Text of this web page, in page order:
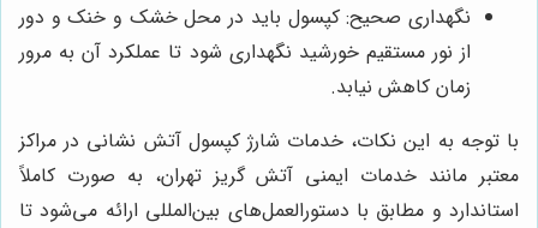
نگهداری صحیح: کپسول باید در محل خشک و خنک و دور
از نور مستقیم خورشید نگهداری شود تا عملکرد آن به مرور
زمان کاهش نیابد.
با توجه به این نکات، خدمات شارژ کپسول آتش نشانی در مراکز
معتبر مانند خدمات ایمنی آتش گریز تهران، به صورت کاملاً
استاندارد و مطابق با دستورالعمل‌های بین‌المللی ارائه می‌شود تا